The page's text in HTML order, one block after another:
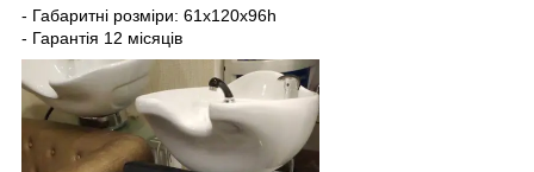
- Габаритні розміри: 61x120x96h
- Гарантія 12 місяців